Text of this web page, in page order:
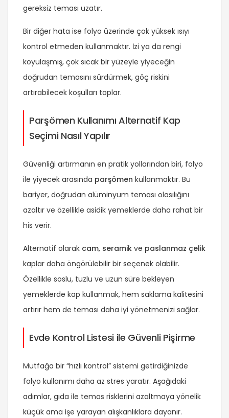
gereksiz teması uzatır.
Bir diğer hata ise folyo üzerinde çok yüksek ısıyı
kontrol etmeden kullanmaktır. İzi ya da rengi
koyulaşmış, çok sıcak bir yüzeyle yiyeceğin
doğrudan temasını sürdürmek, göç riskini
artırabilecek koşulları toplar.
Parşömen Kullanımı Alternatif Kap
Seçimi Nasıl Yapılır
Güvenliği artırmanın en pratik yollarından biri, folyo
ile yiyecek arasında parşömen kullanmaktır. Bu
bariyer, doğrudan alüminyum teması olasılığını
azaltır ve özellikle asidik yemeklerde daha rahat bir
his verir.
Alternatif olarak cam, seramik ve paslanmaz çelik
kaplar daha öngörülebilir bir seçenek olabilir.
Özellikle soslu, tuzlu ve uzun süre bekleyen
yemeklerde kap kullanmak, hem saklama kalitesini
artırır hem de teması daha iyi yönetmenizi sağlar.
Evde Kontrol Listesi ile Güvenli Pişirme
Mutfağa bir “hızlı kontrol” sistemi getirdiğinizde
folyo kullanımı daha az stres yaratır. Aşağıdaki
adımlar, gıda ile temas risklerini azaltmaya yönelik
küçük ama işe yarayan alışkanlıklara dayanır.